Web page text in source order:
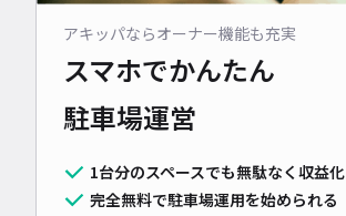
アキッパならオーナー機能も充実
スマホでかんたん
駐車場運営
1台分のスペースでも無駄なく収益化
完全無料で駐車場運用を始められる